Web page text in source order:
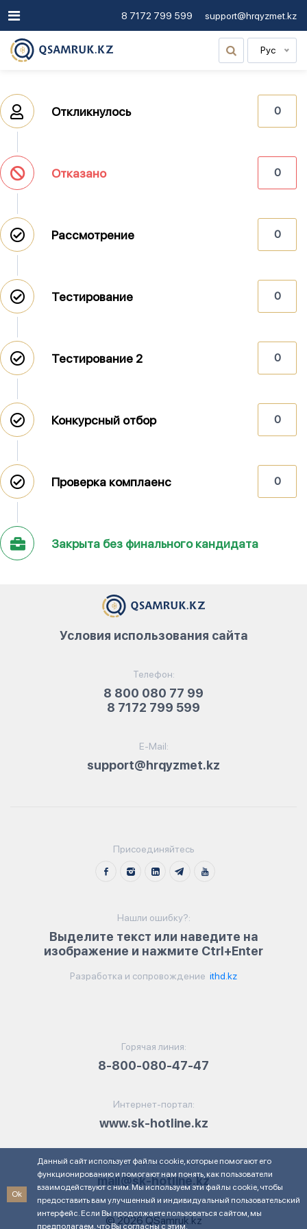
8 7172 799 599 support@hrqyzmet.kz
Рус
Откликнулось 0
Отказано 0
Рассмотрение 0
Тестирование 0
Тестирование 2 0
Конкурсный отбор 0
Проверка комплаенс 0
Закрыта без финального кандидата
Телефон:
8 800 080 77 99
8 7172 799 599
E-Mail:
support@hrqyzmet.kz
Условия использования сайта
Присоединяйтесь
Нашли ошибку?:
Выделите текст или наведите на
изображение и нажмите Ctrl+Enter
Разработка и сопровождение ithd.kz
Горячая линия:
8-800-080-47-47
Интернет-портал:
www.sk-hotline.kz
Электронная почта:
mail@sk-hotline.kz
© 2026 QSamruk.kz
Ok
Данный сайт использует файлы cookie, которые помогают его
функционированию и помогают нам понять, как пользователи
взаимодействуют с ним. Мы используем эти файлы cookie, чтобы
предоставить вам улучшенный и индивидуальный пользовательский
интерфейс. Если Вы продолжаете пользоваться сайтом, мы
предполагаем, что Вы согласны с этим.